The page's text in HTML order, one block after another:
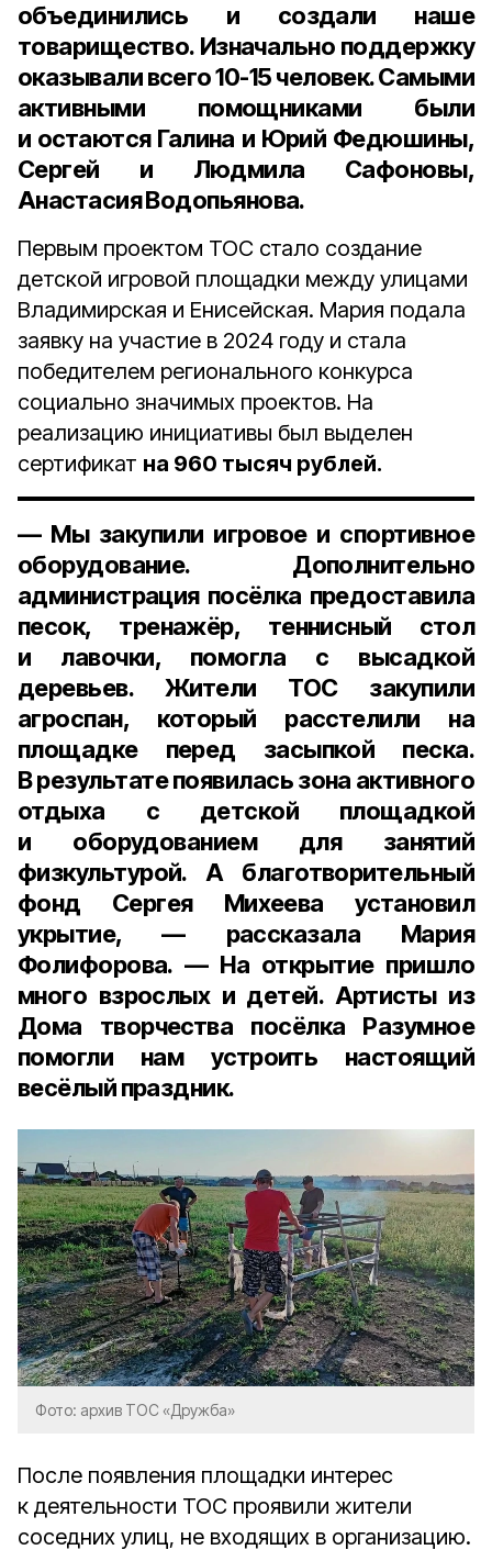
объединились и создали наше
товарищество. Изначально поддержку
оказывали всего 10-15 человек. Самыми
активными помощниками были
и остаются Галина и Юрий Федюшины,
Сергей и Людмила Сафоновы,
Анастасия Водопьянова.
Первым проектом ТОС стало создание
детской игровой площадки между улицами
Владимирская и Енисейская. Мария подала
заявку на участие в 2024 году и стала
победителем регионального конкурса
социально значимых проектов. На
реализацию инициативы был выделен
сертификат на 960 тысяч руб­лей.
— Мы закупили игровое и спортивное
оборудование. Дополнительно
администрация посёлка предоставила
песок, тренажёр, теннисный стол
и лавочки, помогла с высадкой
деревьев. Жители ТОС закупили
агроспан, который расстелили на
площадке перед засыпкой песка.
В результате появилась зона активного
отдыха с детской площадкой
и оборудованием для занятий
физкультурой. А благотворительный
фонд Сергея Михеева установил
укрытие, — рассказала Мария
Фолифорова. — На открытие пришло
много взрослых и детей. Артисты из
Дома творчества посёлка Разумное
помогли нам устроить настоящий
весёлый праздник.
Фото: архив ТОС «Дружба»
После появления площадки интерес
к деятельности ТОС проявили жители
соседних улиц, не входящих в организацию.